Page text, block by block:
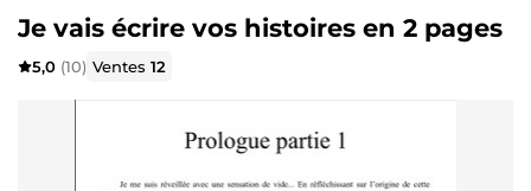
Je vais écrire vos histoires en 2 pages
5,0 (10) Ventes12